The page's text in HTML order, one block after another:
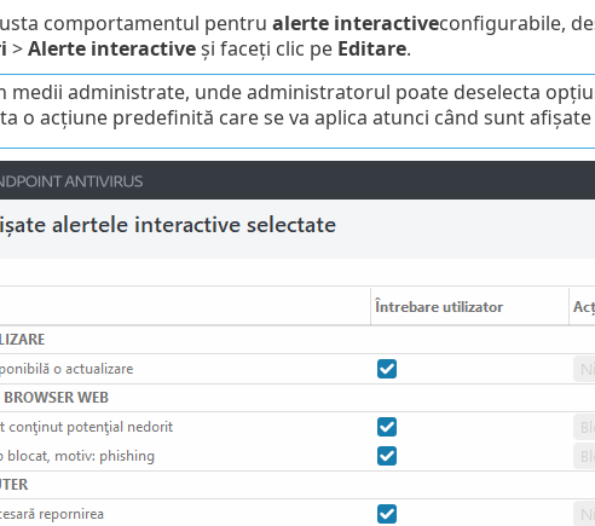
comportamentul pentru alerte interactiveconfigurabile,
>Alerte interactiveși faceți clic pe Editare.
medii administrate, unde administratorul poate deselecta
o acțiune predefinită care se va aplica atunci când sunt